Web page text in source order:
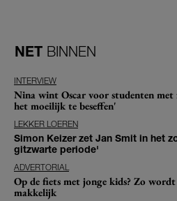
NET BINNEN
INTERVIEW
Nina wint Oscar voor studenten
het moeilijk te beseffen'
LEKKER LOEREN
Simon Keizer zet Jan Smit in het
gitzwarte periode'
ADVERTORIAL
Op de fiets met jonge kids? Zo
makkelijk